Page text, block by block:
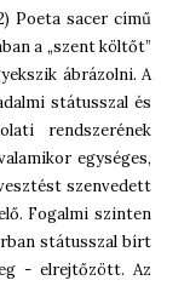
Poeta sacer című
a „szent költőt”
ábrázolni. A
státusszal és
rendszerének
egységes,
szenvedett
Fogalmi szinten
státusszal bírt
- elrejtőzött. Az